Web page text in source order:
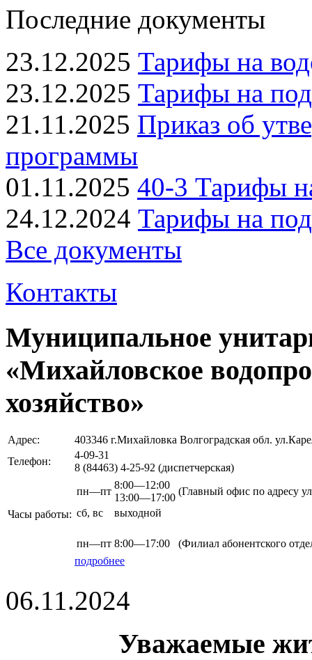
Последние документы
23.12.2025 Тарифы на
23.12.2025 Тарифы на
21.11.2025 Приказ об
программы
01.11.2025 40-3 Тарифы
24.12.2024 Тарифы на
Все документы
Контакты
Муниципальное
«Михайловское
хозяйство»
Адрес:
403346 г.Михайловка Волгоградская обл.
Телефон:
4-09-31
8 (84463) 4-25-92 (диспетчерская)
Часы работы:
пн—пт
8:00—12:00
13:00—17:00
(Главный офис по адресу
сб, вс выходной
пн—пт 8:00—17:00
(Филиал абонентского
подробнее
06.11.2024
Уважаемые